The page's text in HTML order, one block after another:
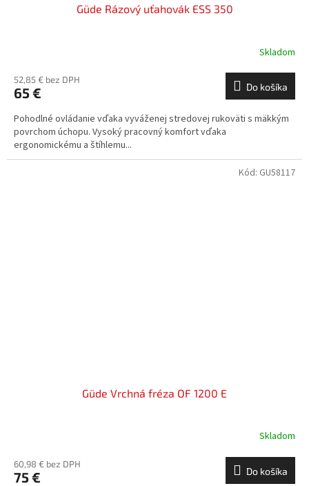
Güde Rázový uťahovák ESS 350
Skladom
52,85 € bez DPH
65 € Do košíka
Pohodlné ovládanie vďaka vyváženej stredovej rukoväti s mäkkým
povrchom úchopu. Vysoký pracovný komfort vďaka
ergonomickému a štíhlemu...
Güde Vrchná fréza OF 1200 E
Skladom
60,98 € bez DPH
75 € Do košíka
Kód: GU58117